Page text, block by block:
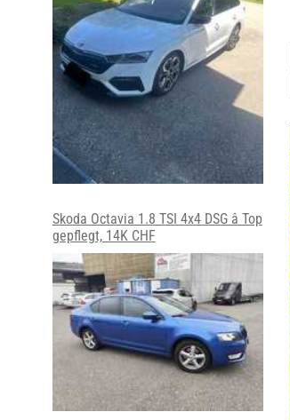
Skoda Octavia 1.8 TSI 4x4 DSG â Top
gepflegt, 14K CHF